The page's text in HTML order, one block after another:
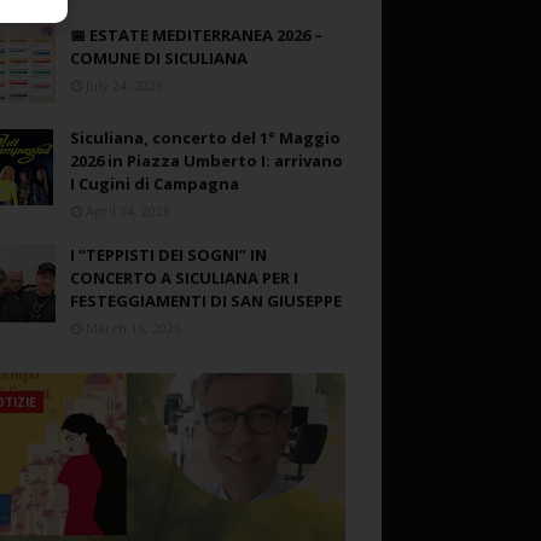
📅 ESTATE MEDITERRANEA 2026 –
COMUNE DI SICULIANA
Siculiana, concerto del 1° Maggio
2026 in Piazza Umberto I: arrivano
I Cugini di Campagna
I “TEPPISTI DEI SOGNI” IN
CONCERTO A SICULIANA PER I
FESTEGGIAMENTI DI SAN GIUSEPPE